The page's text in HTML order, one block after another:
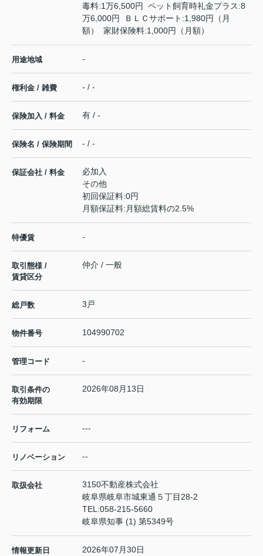
毒料:1万6,500円 ペット飼育時礼金プラス:8
万6,000円 ＢＬＣサポート:1,980円（月
額） 家財保険料:1,000円（月額）
用途地域 -
権利金 / 雑費 - / -
保険加入 / 料金 有 / -
保険名 / 保険期間 - / -
保証会社 / 料金
必加入
その他
初回保証料:0円
月額保証料:月額総賃料の2.5%
特優賃 -
取引態様 /
賃貸区分
仲介 / 一般
総戸数 3戸
物件番号 104990702
管理コード -
取引条件の
有効期限
2026年08月13日
リフォーム ---
リノベーション --
取扱会社
3150不動産株式会社
岐阜県岐阜市城東通５丁目28-2
TEL:058-215-5660
岐阜県知事 (1) 第5349号
情報更新日 2026年07月30日